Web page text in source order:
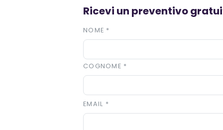
Ricevi un preventivo
NOME *
COGNOME *
EMAIL *